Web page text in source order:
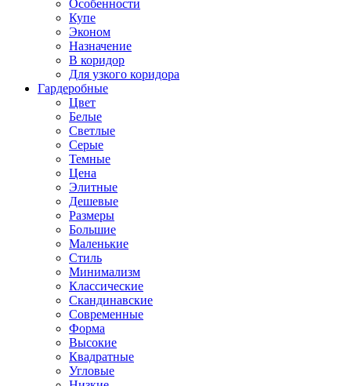
Особенности
Купе
Эконом
Назначение
В коридор
Для узкого коридора
Гардеробные
Цвет
Белые
Светлые
Серые
Темные
Цена
Элитные
Дешевые
Размеры
Большие
Маленькие
Стиль
Минимализм
Классические
Скандинавские
Современные
Форма
Высокие
Квадратные
Угловые